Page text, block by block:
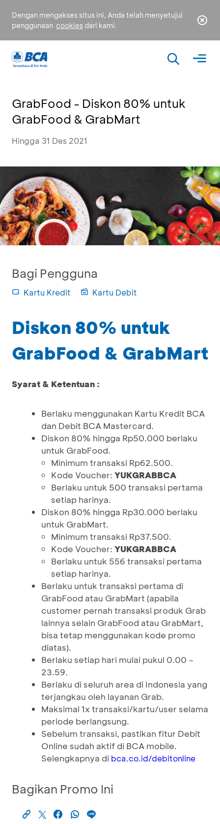
Dengan mengakses situs ini, Anda telah menyetujui
penggunaan cookies dari kami.
GrabFood - Diskon 80% untuk
GrabFood & GrabMart
Hingga 31 Des 2021
Bagi Pengguna
Kartu Kredit Kartu Debit
Diskon 80% untuk
GrabFood & GrabMart
Syarat & Ketentuan :
Berlaku menggunakan Kartu Kredit BCA
dan Debit BCA Mastercard.
Diskon 80% hingga Rp50.000 berlaku
untuk GrabFood.
Minimum transaksi Rp62.500.
Kode Voucher: YUKGRABBCA
Berlaku untuk 500 transaksi pertama
setiap harinya.
Diskon 80% hingga Rp30.000 berlaku
untuk GrabMart.
Minimum transaksi Rp37.500.
Kode Voucher: YUKGRABBCA
Berlaku untuk 556 transaksi pertama
setiap harinya.
Berlaku untuk transaksi pertama di
GrabFood atau GrabMart (apabila
customer pernah transaksi produk Grab
lainnya selain GrabFood atau GrabMart,
bisa tetap menggunakan kode promo
diatas).
Berlaku setiap hari mulai pukul 0.00 –
23.59.
Berlaku di seluruh area di Indonesia yang
terjangkau oleh layanan Grab.
Maksimal 1x transaksi/kartu/user selama
periode berlangsung.
Sebelum transaksi, pastikan fitur Debit
Online sudah aktif di BCA mobile.
Selengkapnya di bca.co.id/debitonline
Bagikan Promo Ini